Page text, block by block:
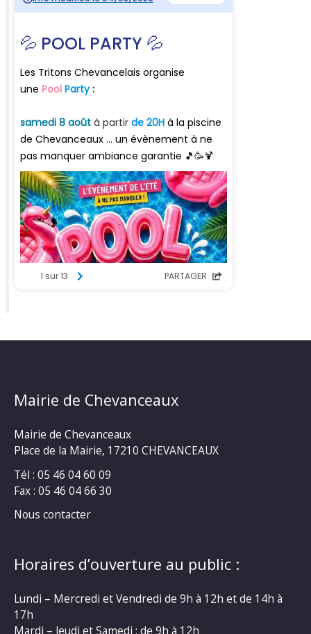
Mairie de Chevanceaux
Mairie de Chevanceaux
Place de la Mairie, 17210 CHEVANCEAUX
Tél : 05 46 04 60 09
Fax : 05 46 04 66 30
Nous contacter
Horaires d’ouverture au public :
Lundi – Mercredi et Vendredi de 9h à 12h et de 14h à
17h
Mardi – Jeudi et Samedi : de 9h à 12h